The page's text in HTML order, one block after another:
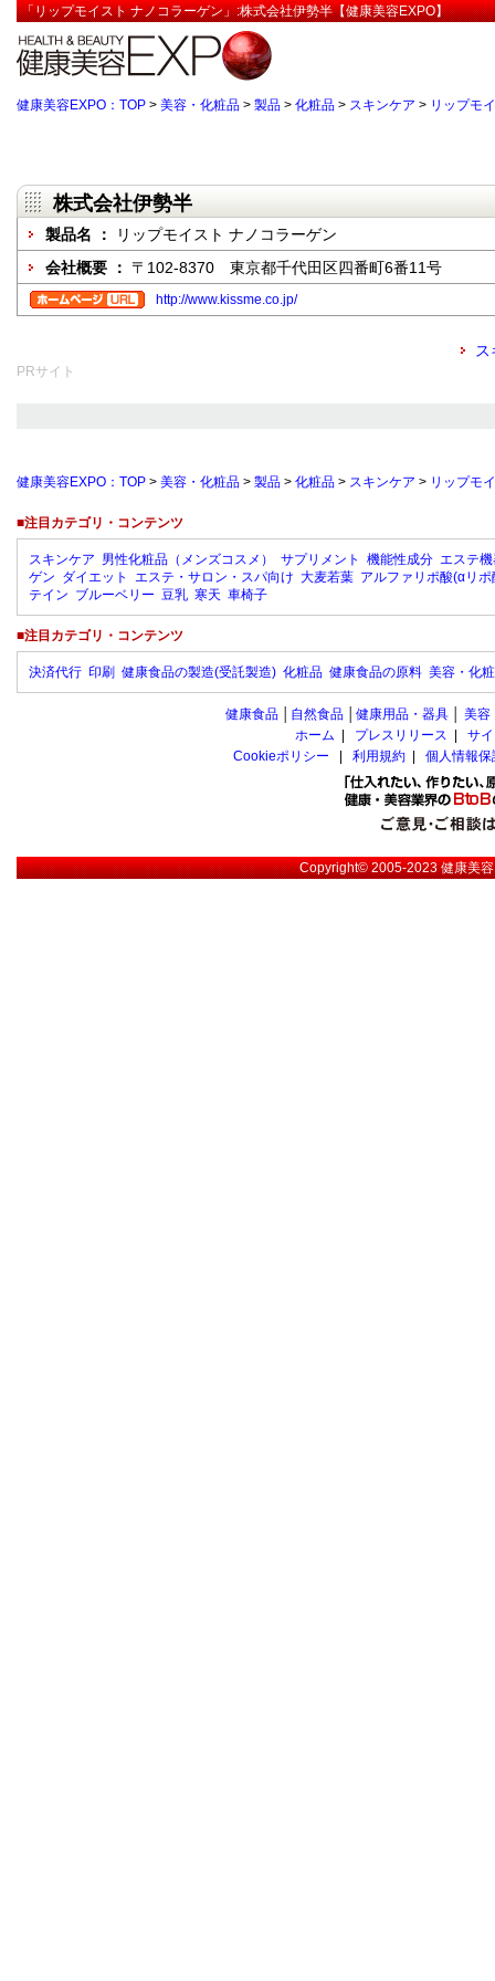
「リップモイスト ナノコラーゲン」:株式会社伊勢半【健康美容EXPO】
健康美容EXPO：TOP > 美容・化粧品 > 製品 > 化粧品 > スキンケア > リップモ
株式会社伊勢半
製品名 ：
リップモイスト ナノコラーゲン
会社概要 ： 〒102-8370 東京都千代田区四番町6番11号
http://www.kissme.co.jp/
PRサイト
健康美容EXPO：TOP > 美容・化粧品 > 製品 > 化粧品 > スキンケア > リップモ
■注目カテゴリ・コンテンツ
スキンケア 男性化粧品（メンズコスメ） サプリメント 機能性成分 エステ
ゲン ダイエット エステ・サロン・スパ向け 大麦若葉 アルファリポ酸(αリポ
テイン ブルーベリー 豆乳 寒天 車椅子
■注目カテゴリ・コンテンツ
決済代行 印刷 健康食品の製造(受託製造) 化粧品 健康食品の原料 美容・化
健康食品 自然食品 健康用品・器具 美容
ホーム
プレスリリース
サ
Cookieポリシー
利用規約 個人情報
Copyright© 2005-2023健康美